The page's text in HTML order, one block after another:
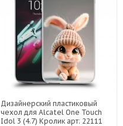
Дизайнерский пластиковый
чехол для Alcatel One Touch
Idol 3 (4.7) Кролик арт: 22111